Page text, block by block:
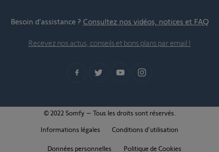
Besoin d’assistance ? Consultez nos vidéos, notices et FAQ
Recevez nos actus, conseils et bons plans par email !
© 2022 Somfy – Tous les droits sont réservés.
Informations légales
Conditions d'utilisation
Données personnelles Politique de Cookies